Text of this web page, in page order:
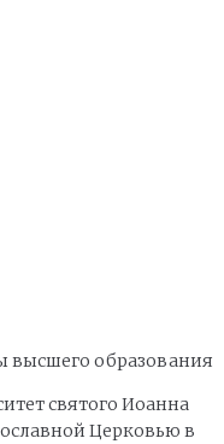
высшего образования
святого Иоанна
Церковью в